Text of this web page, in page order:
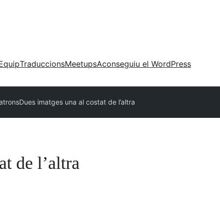
TraduccionsMeetupsAconseguiu el WordPress
Dues imatges una al costat de l’altra
de l’altra